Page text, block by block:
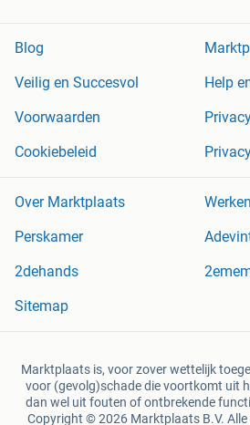
Blog
Veilig en Succesvol
Help
Voorwaarden
Cookiebeleid
Over Marktplaats
Perskamer
2dehands
Sitemap
Marktplaats is, voor zover wettelijk
voor (gevolg)schade die voortkomt uit
dan wel uit fouten of ontbrekende
Copyright © 2026 Marktplaats B.V.